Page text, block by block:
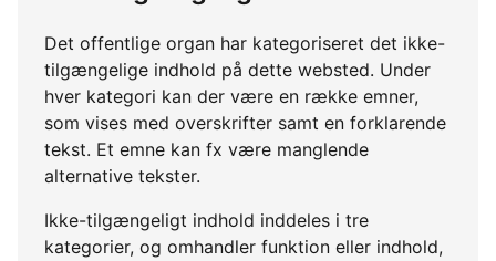
Det offentlige organ har kategoriseret det ikke-
tilgængelige indhold på dette websted. Under
hver kategori kan der være en række emner,
som vises med overskrifter samt en forklarende
tekst. Et emne kan fx være manglende
alternative tekster.
Ikke-tilgængeligt indhold inddeles i tre
kategorier, og omhandler funktion eller indhold,